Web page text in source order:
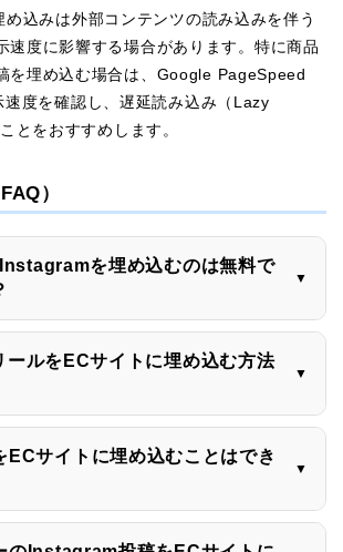
込みは外部コンテンツの読み込みを伴う
速度に影響する場合があります。特に商品
を埋め込む場合は、Google PageSpeed
度を確認し、遅延読み込み（Lazy
とをおすすめします。
）
を埋め込むのは無料で
▼
ールをECサイトに埋め込む方法
▼
ECサイトに埋め込むことはでき
▼